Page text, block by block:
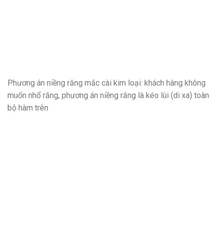
Phương án niềng răng mắc cài kim loại: khách hàng không
muốn nhổ răng, phương án niềng răng là kéo lùi (di xa) toàn
bộ hàm trên